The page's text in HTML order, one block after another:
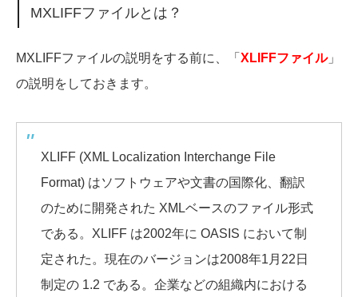
MXLIFFファイルとは？
MXLIFFファイルの説明をする前に、「 XLIFFファイル」
の説明をしておきます。
XLIFF (XML Localization Interchange File
Format) はソフトウェアや文書の国際化、翻訳
のために開発された XMLベースのファイル形式
である。XLIFF は2002年に OASIS において制
定された。現在のバージョンは2008年1月22日
制定の 1.2 である。企業などの組織内における